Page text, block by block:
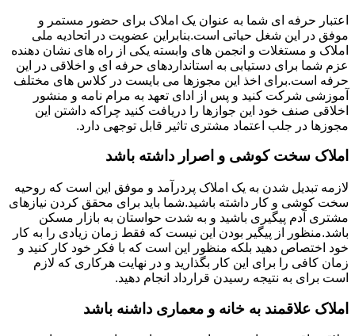
اعتبار حرفه ای شما به عنوان یک املاک برای حضور مستمر و
موفق در این شغل حیاتی است.بنابراین عضویت در اتحادیه ملی
املاک و مستغلات و انجمن های وابسته یکی از راه های نشان دهنده
عزم شما برای دستیابی به استانداردهای حرفه ای و اخلاقی در این
حرفه است.برای اخذ این مجوزها می بایست در کلاس های مختلف
آموزشی شرکت کنید و پس از ادای تعهد به مرام نامه و منشور
اخلاقی صنف خود این جوازها را دریافت کنید چراکه داشتن این
مجوزها در جلب اعتماد مشتری تاثیر قابل توجهی دارد.
املاک سخت کوشی و اصرار داشته باشد
لازمه تبدیل شدن به یک املاک پردرآمد و موفق این است که روحیه
سخت کوشی و کار داشته باشید.شما باید برای محقق کردن نیازهای
مشتری آدم پیگیری باشید و به شدت حواستان به بازار مسکن
باشد.منظور از پیگیر بودن این نیست که فقط زمان زیادی را به کار
خود اختصاص دهید بلکه منظور این است که با فکر خود کار کنید و
زمان کافی را برای این کار بگذارید و در نهایت هرکاری که لازم
است برای به نتیجه رسیدن قرارداد انجام دهید.
املاک علاقمند به خانه و معماری داشنه باشد